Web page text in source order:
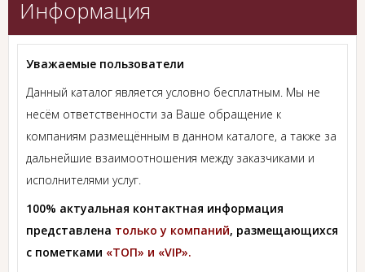
Информация
Уважаемые пользователи
Данный каталог является условно бесплатным. Мы не
несём ответственности за Ваше обращение к
компаниям размещённым в данном каталоге, а также за
дальнейшие взаимоотношения между заказчиками и
исполнителями услуг.
100% актуальная контактная информация
представлена только у компаний, размещающихся
с пометками «ТОП» и «VIP».